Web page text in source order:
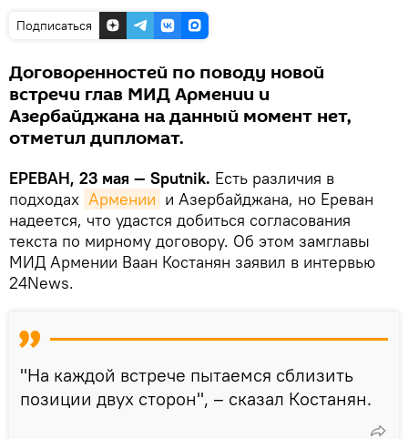
Подписаться
Договоренностей по поводу новой
встречи глав МИД Армении и
Азербайджана на данный момент нет,
отметил дипломат.
ЕРЕВАН, 23 мая — Sputnik. Есть различия в
подходах Армении и Азербайджана, но Ереван
надеется, что удастся добиться согласования
текста по мирному договору. Об этом замглавы
МИД Армении Ваан Костанян заявил в интервью
24News.
"На каждой встрече пытаемся сблизить
позиции двух сторон", – сказал Костанян.